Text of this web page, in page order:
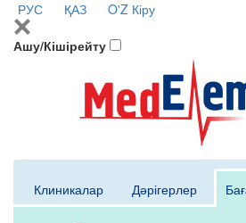
РУС ҚАЗ O'Z Кіру
Ашу/Кішірейту
Клиникалар Дәрігерлер